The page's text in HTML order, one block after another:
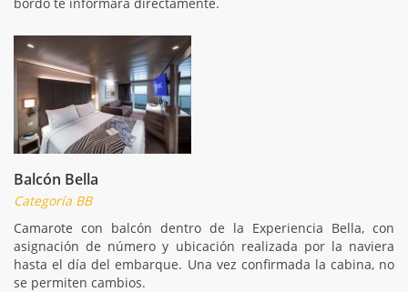
Balcón Bella
Categoría BB
Camarote con balcón dentro de la Experiencia Bella, con
asignación de número y ubicación realizada por la naviera
hasta el día del embarque. Una vez confirmada la cabina, no
se permiten cambios.